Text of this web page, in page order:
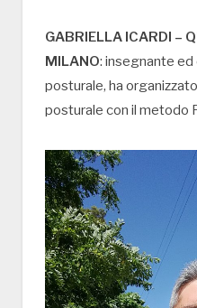
GABRIELLA ICARDI –
MILANO: insegnante
posturale, ha
posturale con il metodo